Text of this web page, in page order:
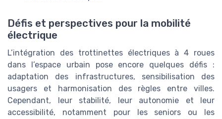
Défis et perspectives pour la mobilité
électrique
L’intégration des trottinettes électriques à 4 roues
dans l’espace urbain pose encore quelques défis :
adaptation des infrastructures, sensibilisation des
usagers et harmonisation des règles entre villes.
Cependant, leur stabilité, leur autonomie et leur
accessibilité, notamment pour les seniors ou les